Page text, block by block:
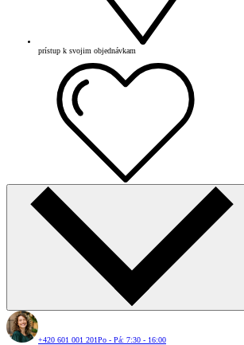
prístup k svojim objednávkam
+420 601 001 201Po - Pá: 7:30 - 16:00